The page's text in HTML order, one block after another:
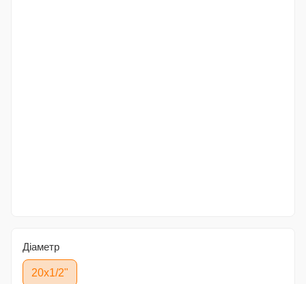
Діаметр
20x1/2"